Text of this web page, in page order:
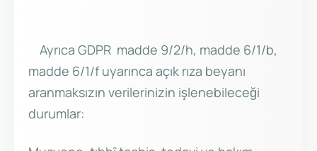
Ayrıca GDPR madde 9/2/h, madde 6/1/b,
madde 6/1/f uyarınca açık rıza beyanı
aranmaksızın verilerinizin işlenebileceği
durumlar: